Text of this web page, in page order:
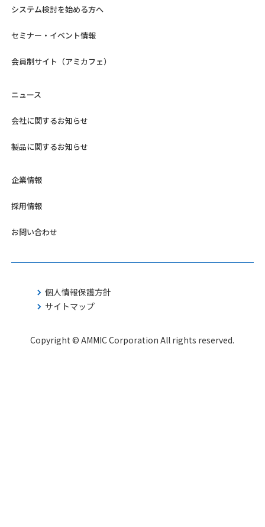
システム検討を始める方へ
セミナー・イベント情報
会員制サイト（アミカフェ）
ニュース
会社に関するお知らせ
製品に関するお知らせ
企業情報
採用情報
お問い合わせ
個人情報保護方針
サイトマップ
Copyright © AMMIC Corporation All rights reserved.